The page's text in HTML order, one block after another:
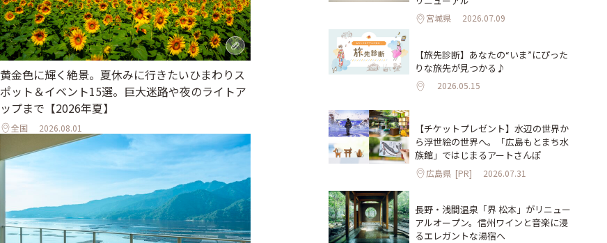
黄金色に輝く絶景。夏休みに行きたいひまわりス
ポット＆イベント15選。巨大迷路や夜のライトア
ップまで【2026年夏】
全国 2026.08.01
宮城県 2026.07.09
【旅先診断】あなたの“いま”にぴった
りな旅先が見つかる♪
2026.05.15
【チケットプレゼント】水辺の世界か
ら浮世絵の世界へ。「広島もとまち水
族館」ではじまるアートさんぽ
広島県 [PR] 2026.07.31
長野・浅間温泉「界 松本」がリニュー
アルオープン。信州ワインと音楽に浸
るエレガントな湯宿へ